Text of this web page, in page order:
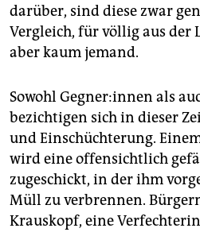
darüber, sind diese zwar
Vergleich, für völlig aus
aber kaum jemand.
Sowohl Geg­ne­r:in­nen als
bezichtigen sich in dieser
und Einschüchterung.
wird eine offensichtlich
zugeschickt, in der ihm
Müll zu verbrennen.
Krauskopf, eine